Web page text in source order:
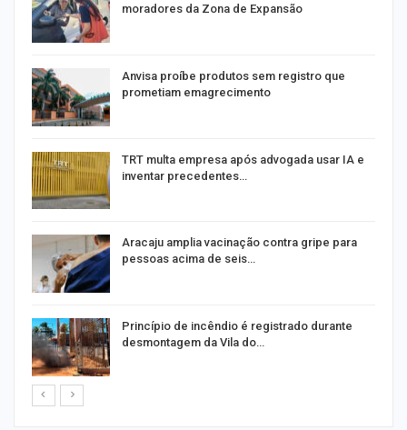
moradores da Zona de Expansão
Anvisa proíbe produtos sem registro que
prometiam emagrecimento
TRT multa empresa após advogada usar IA e
inventar precedentes…
Aracaju amplia vacinação contra gripe para
pessoas acima de seis…
Princípio de incêndio é registrado durante
desmontagem da Vila do…